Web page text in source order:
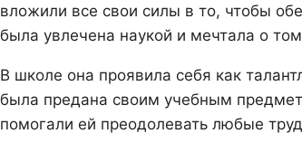
вложили все свои силы в то, чтобы
была увлечена наукой и мечтала о
В школе она проявила себя как
была предана своим учебным
помогали ей преодолевать любые